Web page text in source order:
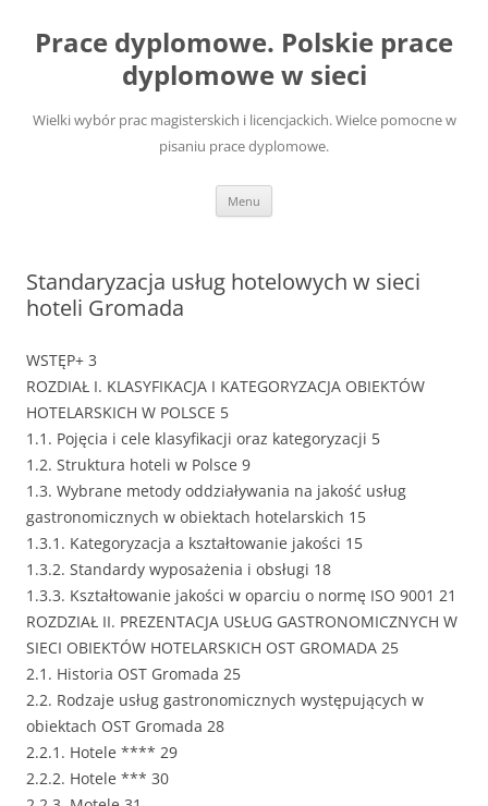
treści
Prace dyplomowe. Polskie prace
dyplomowe w sieci
Wielki wybór prac magisterskich i licencjackich. Wielce pomocne w
pisaniu prace dyplomowe.
Menu
Standaryzacja usług hotelowych w sieci
hoteli Gromada
WSTĘP+ 3
ROZDIAŁ I. KLASYFIKACJA I KATEGORYZACJA OBIEKTÓW
HOTELARSKICH W POLSCE 5
1.1. Pojęcia i cele klasyfikacji oraz kategoryzacji 5
1.2. Struktura hoteli w Polsce 9
1.3. Wybrane metody oddziaływania na jakość usług
gastronomicznych w obiektach hotelarskich 15
1.3.1. Kategoryzacja a kształtowanie jakości 15
1.3.2. Standardy wyposażenia i obsługi 18
1.3.3. Kształtowanie jakości w oparciu o normę ISO 9001 21
ROZDZIAŁ II. PREZENTACJA USŁUG GASTRONOMICZNYCH W
SIECI OBIEKTÓW HOTELARSKICH OST GROMADA 25
2.1. Historia OST Gromada 25
2.2. Rodzaje usług gastronomicznych występujących w
obiektach OST Gromada 28
2.2.1. Hotele **** 29
2.2.2. Hotele *** 30